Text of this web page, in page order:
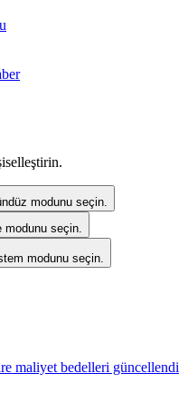
modunu seçin.
modunu seçin.
modunu seçin.
maliyet bedelleri güncellendi